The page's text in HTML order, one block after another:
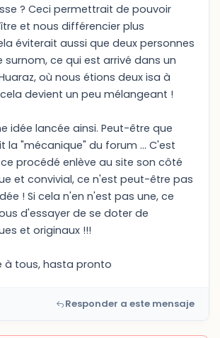
? Ceci permettrait de pouvoir
et nous différencier plus
éviterait aussi que deux personnes
surnom, ce qui est arrivé dans un
où nous étions deux isa à
devient un peu mélangeant !
idée lancée ainsi. Peut-être que
la "mécanique" du forum ... C'est
procédé enlève au site son côté
et convivial, ce n'est peut-être pas
! Si cela n'en n'est pas une, ce
d'essayer de se doter de
et originaux !!!
à tous, hasta pronto
Responder a este mensaje